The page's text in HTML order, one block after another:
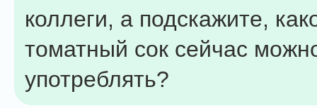
коллеги, а подскажите,
томатный сок сейчас
употреблять?